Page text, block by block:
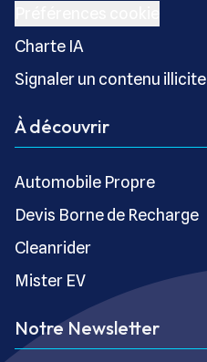
Charte IA
Signaler un contenu illicite
À découvrir
Automobile Propre
Devis Borne de Recharge
Cleanrider
Mister EV
Notre Newsletter